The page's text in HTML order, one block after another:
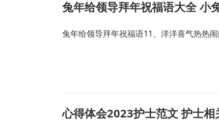
兔年给领导拜年祝福语大全 小
兔年给领导拜年祝福语11、洋洋喜气热热
心得体会2023护士范文 护士相